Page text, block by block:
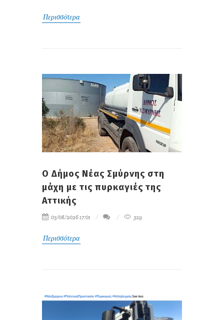
Περισσότερα
Ο Δήμος Νέας Σμύρνης στη
μάχη με τις πυρκαγιές της
Αττικής
03/08/2026 17:01 329
Περισσότερα